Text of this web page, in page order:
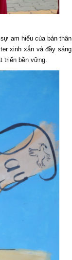
am hiểu của bản thân
xinh xắn và đầy sáng
triển bền vững.